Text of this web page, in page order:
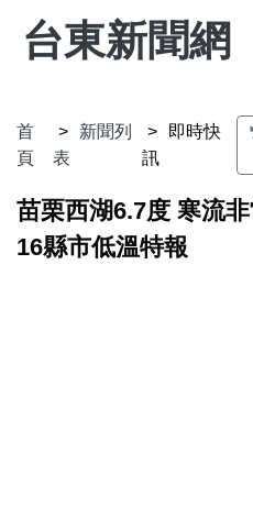
台東新聞網
首
頁
新聞列
表
即時快
訊
苗栗西湖6.7度 寒流
16縣市低溫特報